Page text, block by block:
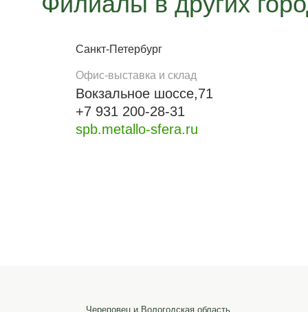
Санкт-Петербург
Офис-выставка и склад
Вокзальное шоссе,71
+7 931 200-28-31
spb.metallo-sfera.ru
Череповец и Вологодская область